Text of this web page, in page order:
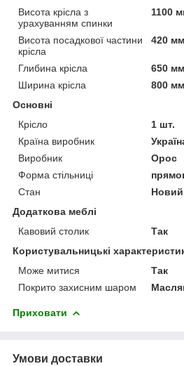
Висота крісла з
урахуванням спинки
1100
Висота посадкової частини
крісла
420 мм
Глибина крісла
650 мм
Ширина крісла
800 мм
Основні
Крісло
1 шт.
Країна виробник
Виробник
Орос
Форма стільниці
Стан
Новий
Додаткова меблі
Кавовий столик
Так
Користувальницькі
Може митися
Так
Покрито захисним шаром
Приховати
Умови доставки